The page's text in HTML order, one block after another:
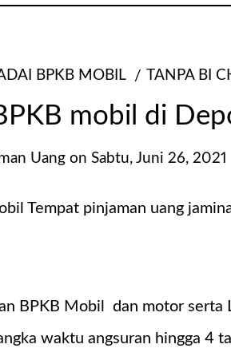
BPKB MOBIL TANPA BI
mobil di
Uang on Sabtu, Juni 26, 2021
BPKB Mobil dan motor
waktu angsuran hingga 4